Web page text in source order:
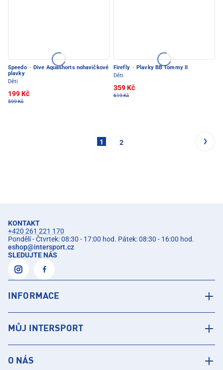
Speedo · Dive Aquashorts nohavičkové
plavky
Děti
199 Kč
599 Kč
Firefly · Plavky BB Tommy II
Děti
359 Kč
619 Kč
1 2
KONTAKT
+420 261 221 170
Pondělí - Čtvrtek: 08:30 - 17:00 hod. Pátek: 08:30 - 16:00 hod.
eshop@intersport.cz
SLEDUJTE NÁS
INFORMACE
MŮJ INTERSPORT
O NÁS